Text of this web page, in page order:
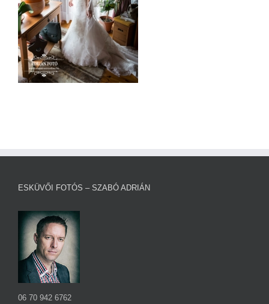
ESKÜVŐI FOTÓS – SZABÓ ADRIÁN
06 70 942 6762